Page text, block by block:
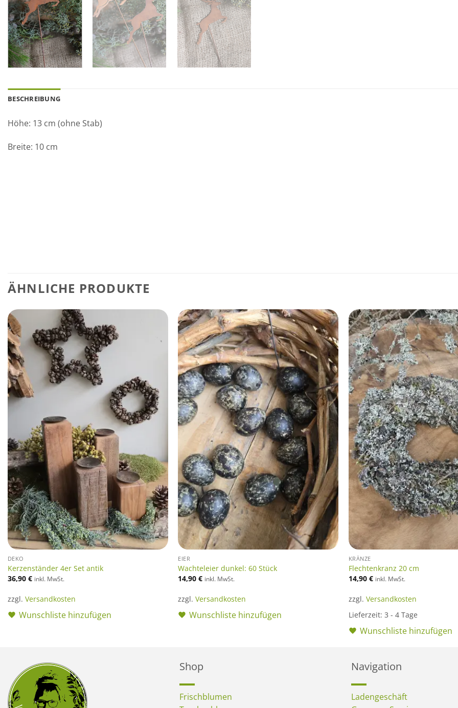
BESCHREIBUNG
Höhe: 13 cm (ohne Stab)
Breite: 10 cm
ÄHNLICHE PRODUKTE
DEKO
Kerzenständer 4er Set antik
36,90 € inkl. MwSt.
zzgl. Versandkosten
Wunschliste hinzufügen
EIER
Wachteleier dunkel: 60 Stück
14,90€ inkl. MwSt.
zzgl.Versandkosten
Wunschliste hinzufügen
KRÄNZE
Flechtenkranz 20 cm
14,90 € inkl. MwSt.
zzgl. Versandkosten
Lieferzeit: 3 - 4 Tage
Wunschliste hinzufügen
Shop
Frischblumen
Navigation
Ladengeschäft